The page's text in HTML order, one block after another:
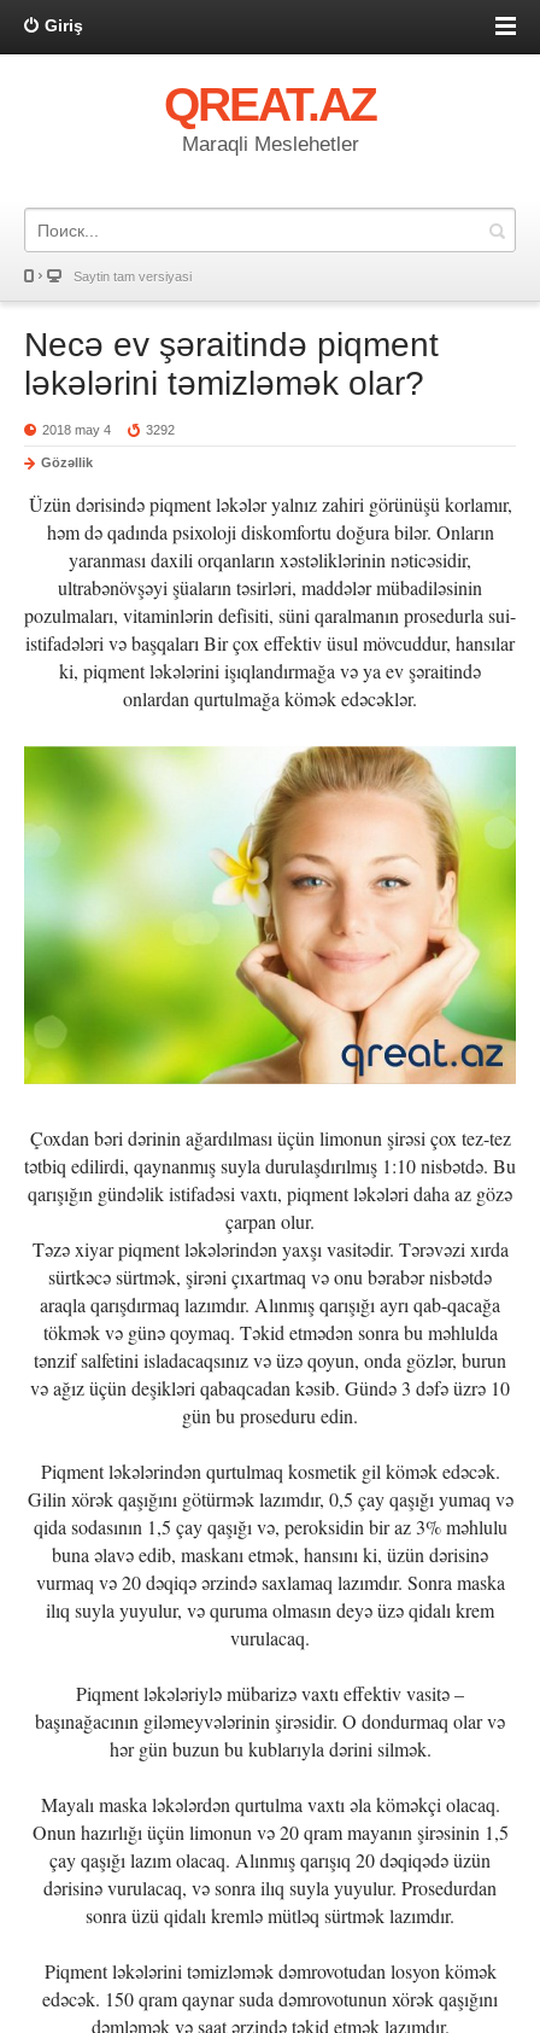
Giriş
QREAT.AZ
Maraqli Meslehetler
Saytin tam versiyasi
Necə ev şəraitində piqment
ləkələrini təmizləmək olar?
2018 may 4 3292
Gözəllik
Üzün dərisində piqment ləkələr yalnız zahiri görünüşü korlamır,
həm də qadında psixoloji diskomfortu doğura bilər. Onların
yaranması daxili orqanların xəstəliklərinin nəticəsidir,
ultrabənövşəyi şüaların təsirləri, maddələr mübadiləsinin
pozulmaları, vitaminlərin defisiti, süni qaralmanın prosedurla sui-
istifadələri və başqaları Bir çox effektiv üsul mövcuddur, hansılar
ki, piqment ləkələrini işıqlandırmağa və ya ev şəraitində
onlardan qurtulmağa kömək edəcəklər.
Çoxdan bəri dərinin ağardılması üçün limonun şirəsi çox tez-tez
tətbiq edilirdi, qaynanmış suyla durulaşdırılmış 1:10 nisbətdə. Bu
qarışığın gündəlik istifadəsi vaxtı, piqment ləkələri daha az gözə
çarpan olur.
Təzə xiyar piqment ləkələrindən yaxşı vasitədir. Tərəvəzi xırda
sürtkəcə sürtmək, şirəni çıxartmaq və onu bərabər nisbətdə
araqla qarışdırmaq lazımdır. Alınmış qarışığı ayrı qab-qacağa
tökmək və günə qoymaq. Təkid etmədən sonra bu məhlulda
tənzif salfetini isladacaqsınız və üzə qoyun, onda gözlər, burun
və ağız üçün deşikləri qabaqcadan kəsib. Gündə 3 dəfə üzrə 10
gün bu proseduru edin.
Piqment ləkələrindən qurtulmaq kosmetik gil kömək edəcək.
Gilin xörək qaşığını götürmək lazımdır, 0,5 çay qaşığı yumaq və
qida sodasının 1,5 çay qaşığı və, peroksidin bir az 3% məhlulu
buna əlavə edib, maskanı etmək, hansını ki, üzün dərisinə
vurmaq və 20 dəqiqə ərzində saxlamaq lazımdır. Sonra maska
ilıq suyla yuyulur, və quruma olmasın deyə üzə qidalı krem
vurulacaq.
Piqment ləkələriylə mübarizə vaxtı effektiv vasitə –
başınağacının giləmeyvələrinin şirəsidir. O dondurmaq olar və
hər gün buzun bu kublarıyla dərini silmək.
Mayalı maska ləkələrdən qurtulma vaxtı əla köməkçi olacaq.
Onun hazırlığı üçün limonun və 20 qram mayanın şirəsinin 1,5
çay qaşığı lazım olacaq. Alınmış qarışıq 20 dəqiqədə üzün
dərisinə vurulacaq, və sonra ilıq suyla yuyulur. Prosedurdan
sonra üzü qidalı kremlə mütləq sürtmək lazımdır.
Piqment ləkələrini təmizləmək dəmrovotudan losyon kömək
edəcək. 150 qram qaynar suda dəmrovotunun xörək qaşığını
dəmləmək və saat ərzində təkid etmək lazımdır.